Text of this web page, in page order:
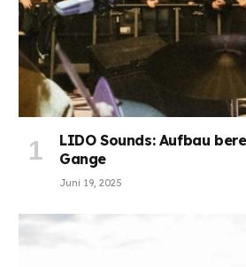
LIDO Sounds: Aufbau
Gange
Juni 19, 2025